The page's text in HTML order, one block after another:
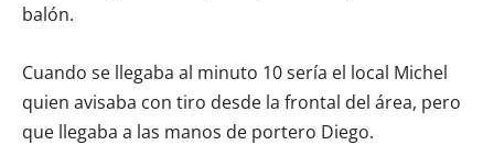
balón.
Cuando se llegaba al minuto 10 sería el local Michel
quien avisaba con tiro desde la frontal del área, pero
que llegaba a las manos de portero Diego.